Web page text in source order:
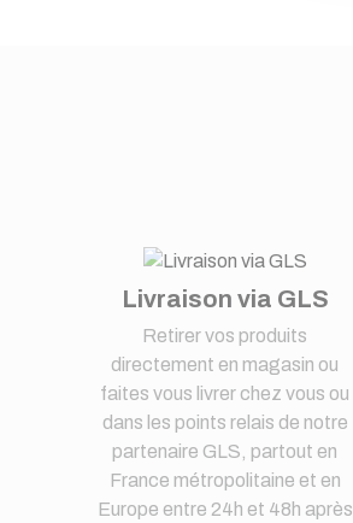
Livraison via GLS
Retirer vos produits
directement en magasin ou
faites vous livrer chez vous ou
dans les points relais de notre
partenaire GLS, partout en
France métropolitaine et en
Europe entre 24h et 48h après